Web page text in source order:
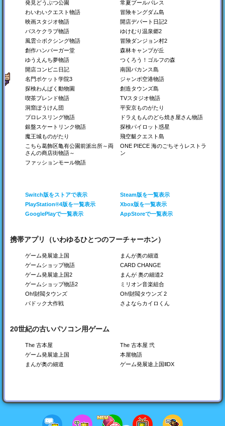
よう！
Switch
Steam
PS4
Switch
Steam
PS4
名門ポケット学院3
名門校をつくろう！
Steam
南国バカンス島
南の島にリゾート地を作
ゆうえんち夢物語
遊園地を作ろう！
開店コンビニ日記
コンビニを経営しよう！
Switch
Steam
PS4
創作ハンバーガー堂 森林キャンプが丘
う！
Switch
Steam
PS4
Switch
Switch
PS4
Switch
PS4
発見どうぶつ公園
常夏プールパレス
わいわいクエスト物語
冒険キングダム島
映画スタジオ物語
開店デパート日記2
バスケクラブ物語
ゆけむり温泉郷2
風雲☆ボクシング物語
冒険ダンジョン村2
創作ハンバーガー堂
森林キャンプが丘
ゆうえんち夢物語
つくろう！ゴルフの森
開店コンビニ日記
南国バカンス島
名門ポケット学院3
ジャンボ空港物語
探検わんぱく動物園
創造タウンズ島
喫茶ブレンド物語
TVスタジオ物語
洞窟ぼうけん団
平安京ものがたり
プロレスリング物語
ドラえもんのどら焼き屋さん物語
銀盤スケートリンク物語
探検パイロット惑星
魔王城ものがたり
飛空艇クエスト島
こちら葛飾区亀有公園前派出所～両
さんの商店街物語～
ONE PIECE 海のごちそうレストラ
ン
ファッションモール物語
Switch版をストアで表示
Steam版を一覧表示
PlayStation®4版を一覧表示
Xbox版を一覧表示
GooglePlayで一覧表示
AppStoreで一覧表示
携帯アプリ（いわゆるひとつのフーチャーホン）
ゲーム発展途上国
まんが奥の細道
ゲームショップ物語
CARD CHANGE
ゲーム発展途上国2
まんが 奥の細道2
ゲームショップ物語2
ミリオン音楽組合
Oh!財閥タウンズ
Oh!財閥タウンズ 2
パドック大作戦
さよならカイロくん
20世紀の古いパソコン用ゲーム
The 古本屋
The 古本屋 弐
ゲーム発展途上国
本屋物語
まんが奥の細道
ゲーム発展途上国ⅡDX